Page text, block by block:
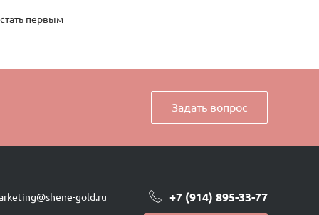
первым
Задать вопрос
gold.ru +7 (914) 895-33-77